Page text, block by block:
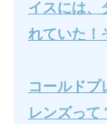
イスには、
れていた！
コールドプ
レンズって